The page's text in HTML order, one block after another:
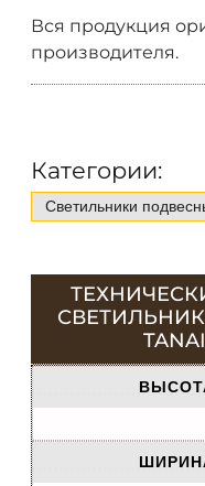
Вся продукция
производителя.
Категории:
Светильники
СВЕТИЛЬНИК